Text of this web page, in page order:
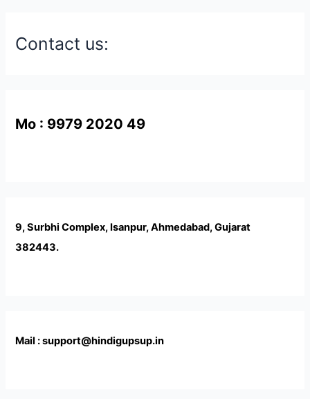
Contact us:
Mo : 9979 2020 49
9, Surbhi Complex, Isanpur, Ahmedabad, Gujarat
382443.
Mail : support@hindigupsup.in